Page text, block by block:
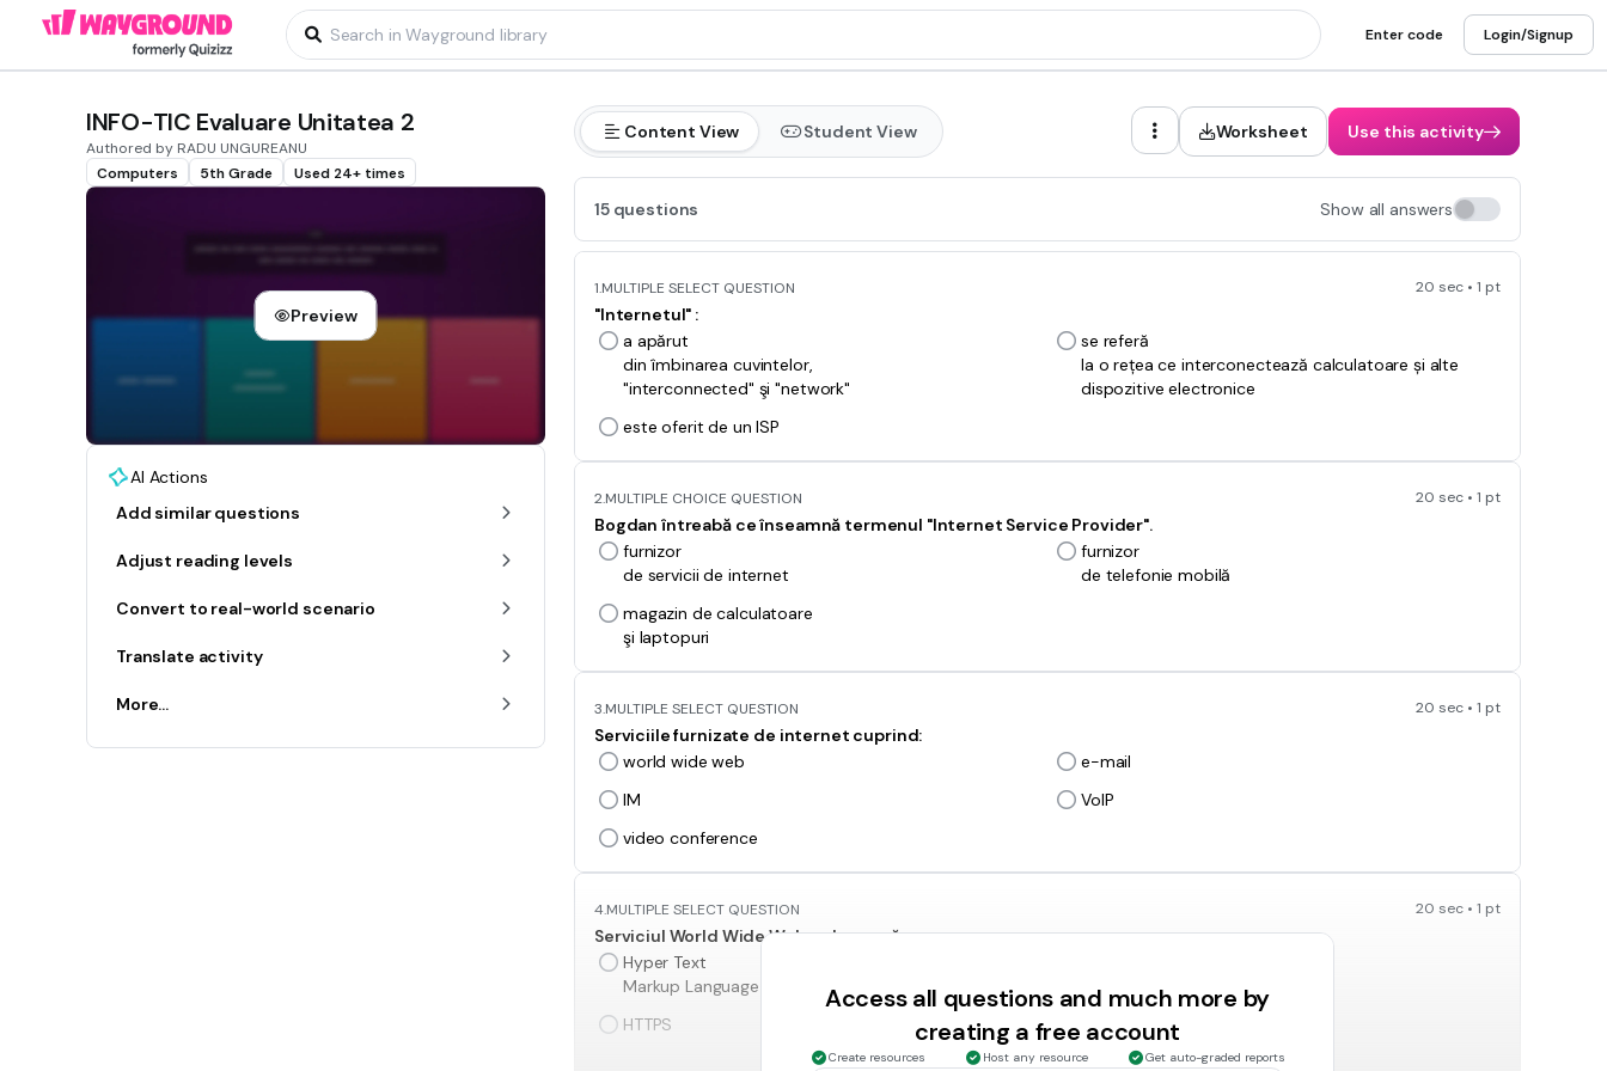
Enter code Login/Signup
INFO-TIC Evaluare Unitatea 2
Authored by RADU UNGUREANU
Computers
5th Grade Used 24+ times
Preview
AI Actions
Add similar questions
Adjust reading levels
Convert to real-world scenario
Translate activity
More...
Content View Student View Worksheet Use this activity
15 questions Show all answers
1.MULTIPLE SELECT QUESTION 20 sec • 1 pt
"Internetul" :
a apărut
din îmbinarea cuvintelor,
"interconnected" şi "network"
se referă
la o rețea ce interconectează calculatoare și alte
dispozitive electronice
este oferit de un ISP
2.MULTIPLE CHOICE QUESTION 20 sec • 1 pt
Bogdan întreabă ce înseamnă termenul "Internet Service Provider".
furnizor
de servicii de internet
furnizor
de telefonie mobilă
magazin de calculatoare
şi laptopuri
3.MULTIPLE SELECT QUESTION 20 sec • 1 pt
Serviciile furnizate de internet cuprind:
world wide web
e-mail
IM
VoIP
video conference
4.MULTIPLE SELECT QUESTION 20 sec • 1 pt
Serviciul World Wide Web se bazează pe:
Hyper Text
Markup Language
Transfer Protocol
HTTPS
Uniform
Resource Locator
Access all questions and much more by
creating a free account
Create resources Host any resource Get auto-graded reports